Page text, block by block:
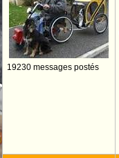
19230 messages postés